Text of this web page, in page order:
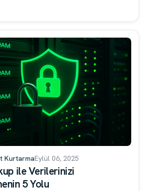
KurtarmaEylül 06, 2025
ile Verilerinizi
5 Yolu